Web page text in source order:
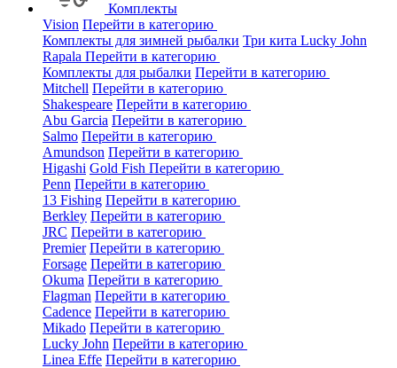
Комплекты
Vision Перейти в категорию
Комплекты для зимней рыбалки Три кита Lucky John
Rapala Перейти в категорию
Комплекты для рыбалки Перейти в категорию
Mitchell Перейти в категорию
Shakespeare Перейти в категорию
Abu Garcia Перейти в категорию
Salmo Перейти в категорию
Amundson Перейти в категорию
Higashi Gold Fish Перейти в категорию
Penn Перейти в категорию
13 Fishing Перейти в категорию
Berkley Перейти в категорию
JRC Перейти в категорию
Premier Перейти в категорию
Forsage Перейти в категорию
Okuma Перейти в категорию
Flagman Перейти в категорию
Cadence Перейти в категорию
Mikado Перейти в категорию
Lucky John Перейти в категорию
Linea Effe Перейти в категорию